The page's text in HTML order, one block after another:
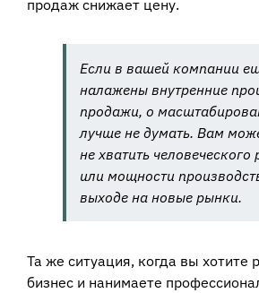
продаж снижает цену.
Если в вашей компании
налажены внутренние
продажи, о
лучше не думать. Вам
не хватить человеческого
или мощности
выходе на новые рынки.
Та же ситуация, когда вы хотите
бизнес и нанимаете